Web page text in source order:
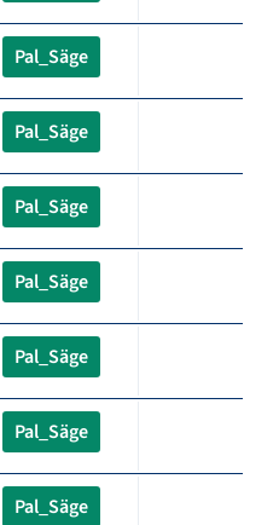
Pal_Säge
Pal_Säge
Pal_Säge
Pal_Säge
Pal_Säge
Pal_Säge
Pal_Säge